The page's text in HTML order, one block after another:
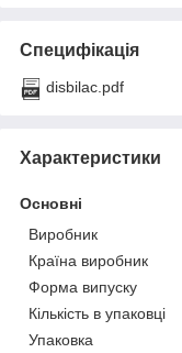
Специфікація
disbilac.pdf
Характеристики
Основні
Виробник
Країна виробник
Форма випуску
Кількість в упаковці
Упаковка